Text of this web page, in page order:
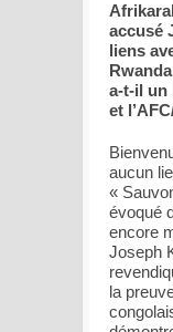
accusé
liens
a-t-il un
et
aucun
«
évoqué
encore
Joseph
la